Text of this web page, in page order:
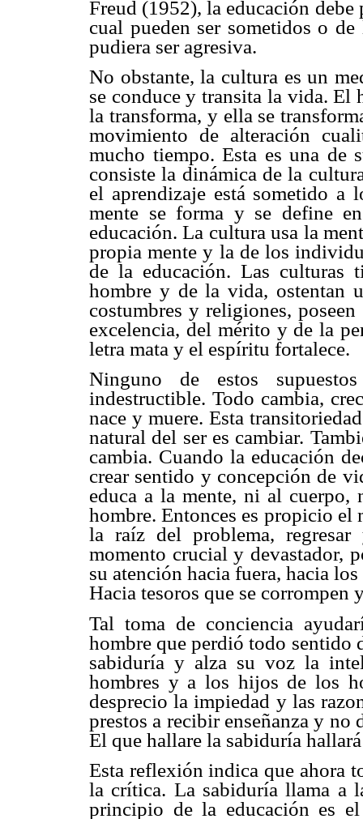
Freud (1952), la educación debe
cual pueden ser sometidos o
pudiera ser agresiva.
No obstante, la cultura es un
se conduce y transita la vida. El
la transforma, y ella se
movimiento de alteración
mucho tiempo. Esta es una de
consiste la dinámica de la
el aprendizaje está sometido
mente se forma y se define
educación. La cultura usa la
propia mente y la de los
de la educación. Las culturas
hombre y de la vida, ostentan
costumbres y religiones,
excelencia, del mérito y de la
letra mata y el espíritu fortalece.
Ninguno de estos
indestructible. Todo cambia,
nace y muere. Esta
natural del ser es cambiar.
cambia. Cuando la educación
crear sentido y concepción de
educa a la mente, ni al
hombre. Entonces es propicio el
la raíz del problema,
momento crucial y devastador,
su atención hacia fuera, hacia
Hacia tesoros que se corrompen
Tal toma de conciencia
hombre que perdió todo sentido
sabiduría y alza su voz la
hombres y a los hijos de los
desprecio la impiedad y las
prestos a recibir enseñanza y
El que hallare la sabiduría
Esta reflexión indica que ahora
la crítica. La sabiduría llama a
principio de la educación es